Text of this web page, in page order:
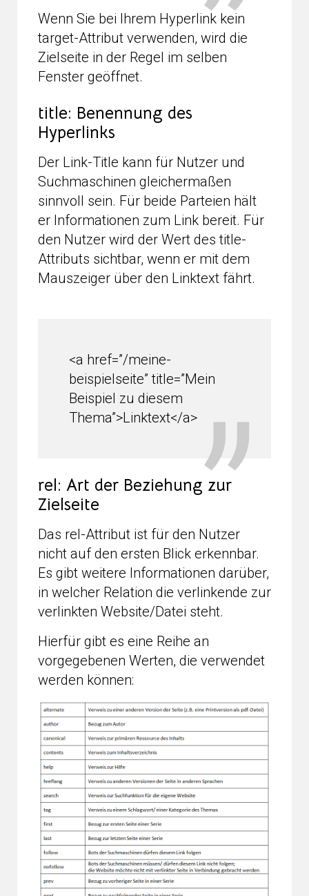
Wenn Sie bei Ihrem Hyperlink kein
target-Attribut verwenden, wird die
Zielseite in der Regel im selben
Fenster geöffnet.
title: Benennung des
Hyperlinks
Der Link-Title kann für Nutzer und
Suchmaschinen gleichermaßen
sinnvoll sein. Für beide Parteien hält
er Informationen zum Link bereit. Für
den Nutzer wird der Wert des title-
Attributs sichtbar, wenn er mit dem
Mauszeiger über den Linktext fährt.
<a href=”/meine-
beispielseite” title=”Mein
Beispiel zu diesem
Thema”>Linktext</a>
rel: Art der Beziehung zur
Zielseite
Das rel-Attribut ist für den Nutzer
nicht auf den ersten Blick erkennbar.
Es gibt weitere Informationen darüber,
in welcher Relation die verlinkende zur
verlinkten Website/Datei steht.
Hierfür gibt es eine Reihe an
vorgegebenen Werten, die verwendet
werden können: